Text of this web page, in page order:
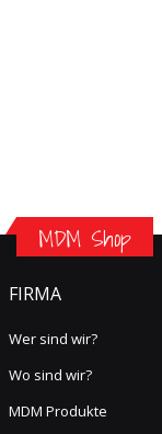
MDM Shop
FIRMA
Wer sind wir?
Wo sind wir?
MDM Produkte